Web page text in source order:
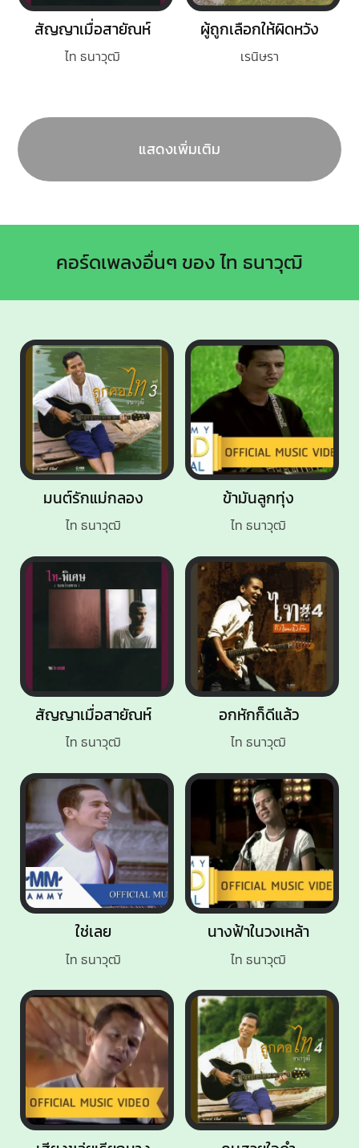
สัญญาเมื่อสายัณห์
ไท ธนาวุฒิ
ผู้ถูกเลือกให้ผิดหวัง
เรนิษรา
แสดงเพิ่มเติม
คอร์ดเพลงอื่นๆ ของ ไท ธนาวุฒิ
ข้ามันลูกทุ่ง
ไท ธนาวุฒิ
สัญญาเมื่อสายัณห์
ไท ธนาวุฒิ
ใช่เลย
ไท ธนาวุฒิ
นางฟ้าในวงเหล้า
ไท ธนาวุฒิ
อกหักก็ดีแล้ว
ไท ธนาวุฒิ
มนต์รักแม่กลอง
ไท ธนาวุฒิ